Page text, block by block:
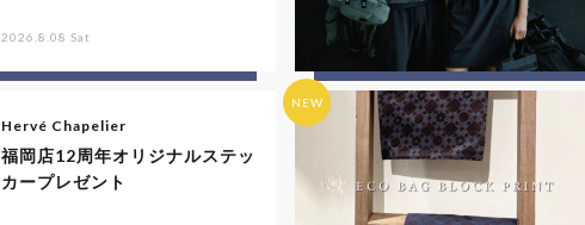
2026.8.08 Sat
Hervé Chapelier
福岡店12周年オリジナルステッ
カープレゼント
NEW